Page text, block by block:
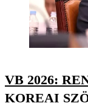
VB 2026:
KOREAI